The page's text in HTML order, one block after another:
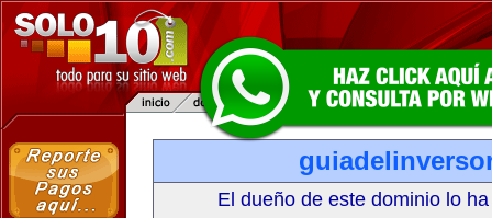
El dueño de este dominio lo